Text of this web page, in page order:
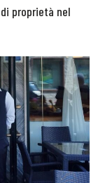
proprietà nel